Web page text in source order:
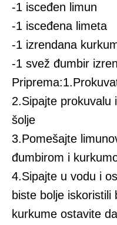
-1 isceđen limun
-1 isceđena limeta
-1 izrendana
-1 svež đumbir
2.Sipajte prokuvalu
šolje
3.Pomešajte
đumbirom i
4.Sipajte u vodu i
biste bolje
kurkume ostavite